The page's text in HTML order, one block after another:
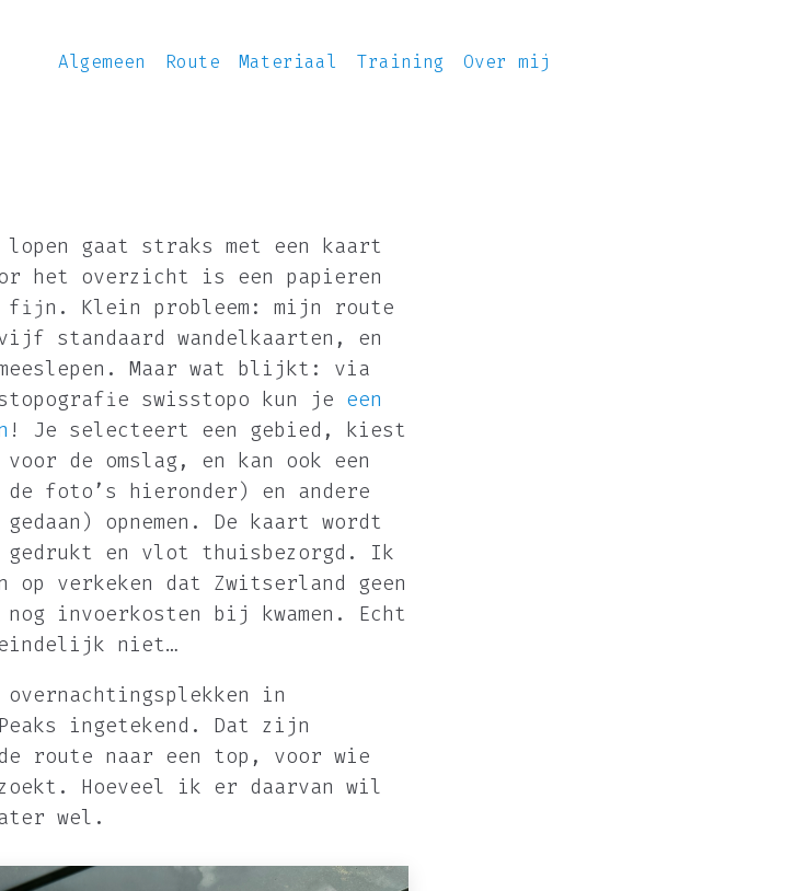
Algemeen Route Materiaal Training Over mij
gaat straks met een kaart
het overzicht is een papieren
fijn. Klein probleem: mijn route
standaard wandelkaarten, en
Maar wat blijkt: via
swisstopo kun je een
! Je selecteert een gebied, kiest
de omslag, en kan ook een
foto’s hieronder) en andere
opnemen. De kaart wordt
gedrukt en vlot thuisbezorgd. Ik
op verkeken dat Zwitserland geen
invoerkosten bij kwamen. Echt
niet…
in
ingetekend. Dat zijn
route naar een top, voor wie
Hoeveel ik er daarvan wil
wel.